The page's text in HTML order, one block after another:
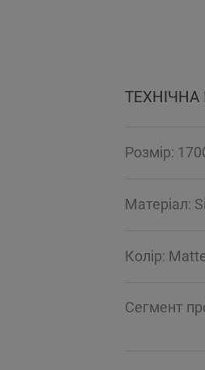
ТЕХНІЧНА
Розмір:
Mатеріал:
Колір:
Сегмент